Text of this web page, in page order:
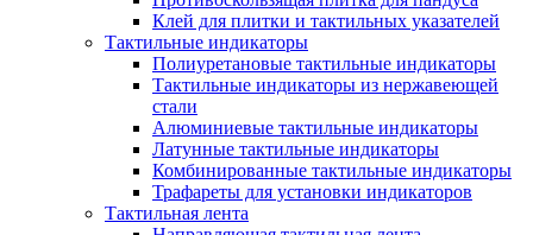
Клей для плитки и тактильных указателей
Тактильные индикаторы
Полиуретановые тактильные индикаторы
Тактильные индикаторы из нержавеющей
стали
Алюминиевые тактильные индикаторы
Латунные тактильные индикаторы
Комбинированные тактильные индикаторы
Трафареты для установки индикаторов
Тактильная лента